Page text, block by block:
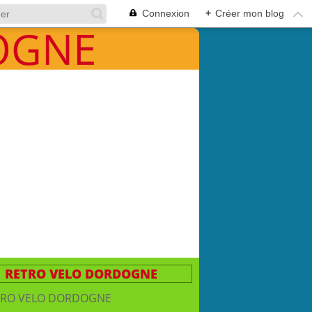
Connexion + Créer mon blog
RETRO VELO DORDOGNE